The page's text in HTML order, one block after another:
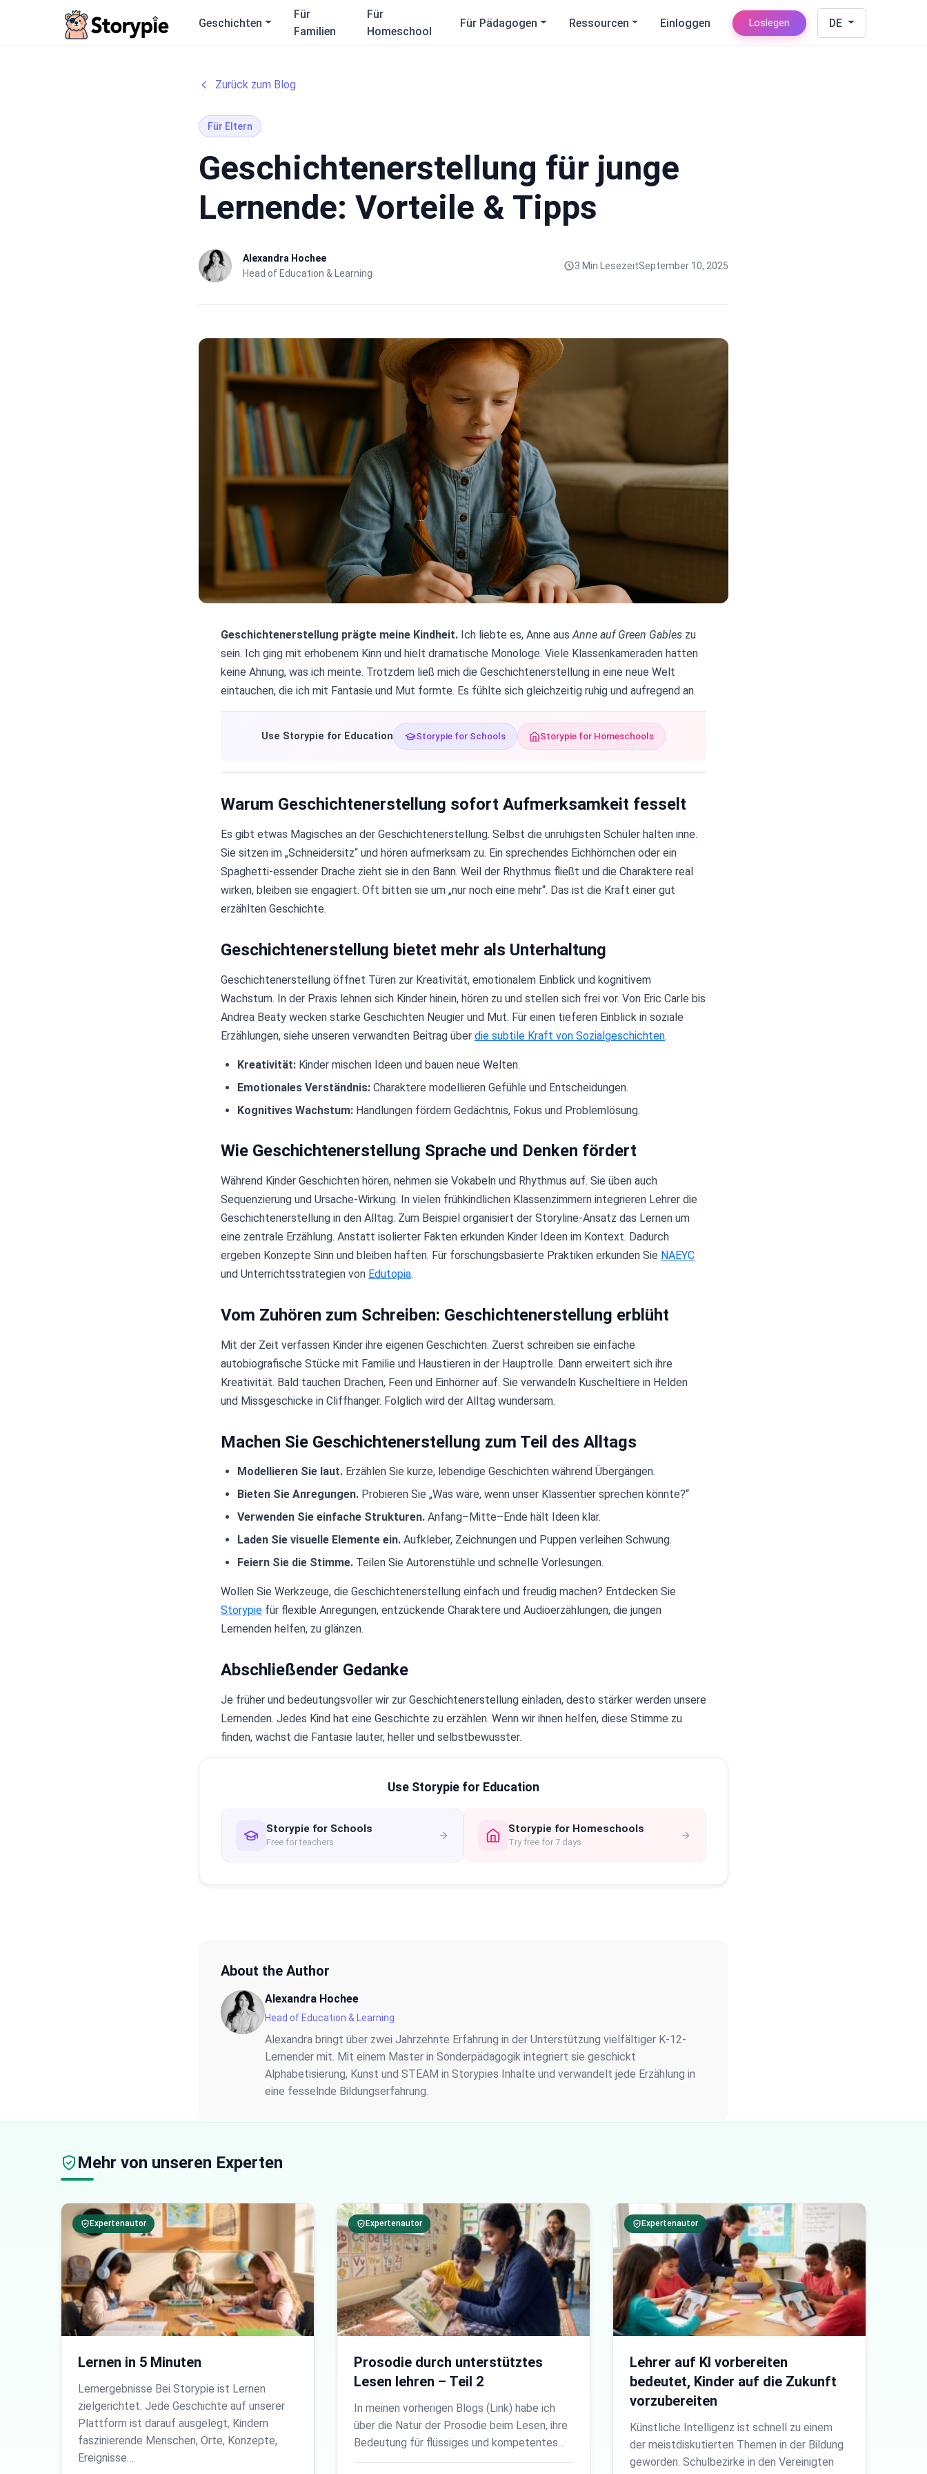
Storypie
Geschichten
Für
Familien
Für
Homeschool
Für Pädagogen Ressourcen Einloggen Loslegen DE
Zurück zum Blog
Für Eltern
Geschichtenerstellung für junge
Lernende: Vorteile & Tipps
Alexandra Hochee
Head of Education & Learning
3 Min LesezeitSeptember 10, 2025
Geschichtenerstellung prägte meine Kindheit. Ich liebte es, Anne ausAnne auf Green Gables zu
sein. Ich ging mit erhobenem Kinn und hielt dramatische Monologe. Viele Klassenkameraden hatten
keine Ahnung, was ich meinte. Trotzdem ließ mich die Geschichtenerstellung in eine neue Welt
eintauchen, die ich mit Fantasie und Mut formte. Es fühlte sich gleichzeitig ruhig und aufregend an.
Use Storypie for Education Storypie for Schools Storypie for Homeschools
Warum Geschichtenerstellung sofort Aufmerksamkeit fesselt
Es gibt etwas Magisches an der Geschichtenerstellung. Selbst die unruhigsten Schüler halten inne.
Sie sitzen im „Schneidersitz“ und hören aufmerksam zu. Ein sprechendes Eichhörnchen oder ein
Spaghetti-essender Drache zieht sie in den Bann. Weil der Rhythmus fließt und die Charaktere real
wirken, bleiben sie engagiert. Oft bitten sie um „nur noch eine mehr“. Das ist die Kraft einer gut
erzählten Geschichte.
Geschichtenerstellung bietet mehr als Unterhaltung
Geschichtenerstellung öffnet Türen zur Kreativität, emotionalem Einblick und kognitivem
Wachstum. In der Praxis lehnen sich Kinder hinein, hören zu und stellen sich frei vor. Von Eric Carle bis
Andrea Beaty wecken starke Geschichten Neugier und Mut. Für einen tieferen Einblick in soziale
Erzählungen, siehe unseren verwandten Beitrag über die subtile Kraft von Sozialgeschichten.
Kreativität: Kinder mischen Ideen und bauen neue Welten.
Emotionales Verständnis: Charaktere modellieren Gefühle und Entscheidungen.
Kognitives Wachstum: Handlungen fördern Gedächtnis, Fokus und Problemlösung.
Wie Geschichtenerstellung Sprache und Denken fördert
Während Kinder Geschichten hören, nehmen sie Vokabeln und Rhythmus auf. Sie üben auch
Sequenzierung und Ursache-Wirkung. In vielen frühkindlichen Klassenzimmern integrieren Lehrer die
Geschichtenerstellung in den Alltag. Zum Beispiel organisiert der Storyline-Ansatz das Lernen um
eine zentrale Erzählung. Anstatt isolierter Fakten erkunden Kinder Ideen im Kontext. Dadurch
ergeben Konzepte Sinn und bleiben haften. Für forschungsbasierte Praktiken erkunden Sie NAEYC
und Unterrichtsstrategien von Edutopia.
Vom Zuhören zum Schreiben: Geschichtenerstellung erblüht
Mit der Zeit verfassen Kinder ihre eigenen Geschichten. Zuerst schreiben sie einfache
autobiografische Stücke mit Familie und Haustieren in der Hauptrolle. Dann erweitert sich ihre
Kreativität. Bald tauchen Drachen, Feen und Einhörner auf. Sie verwandeln Kuscheltiere in Helden
und Missgeschicke in Cliffhanger. Folglich wird der Alltag wundersam.
Machen Sie Geschichtenerstellung zum Teil des Alltags
Modellieren Sie laut. Erzählen Sie kurze, lebendige Geschichten während Übergängen.
Bieten Sie Anregungen. Probieren Sie „Was wäre, wenn unser Klassentier sprechen könnte?“
Verwenden Sie einfache Strukturen. Anfang–Mitte–Ende hält Ideen klar.
Laden Sie visuelle Elemente ein. Aufkleber, Zeichnungen und Puppen verleihen Schwung.
Feiern Sie die Stimme. Teilen Sie Autorenstühle und schnelle Vorlesungen.
Wollen Sie Werkzeuge, die Geschichtenerstellung einfach und freudig machen? Entdecken Sie
Storypie für flexible Anregungen, entzückende Charaktere und Audioerzählungen, die jungen
Lernenden helfen, zu glänzen.
Abschließender Gedanke
Je früher und bedeutungsvoller wir zur Geschichtenerstellung einladen, desto stärker werden unsere
Lernenden. Jedes Kind hat eine Geschichte zu erzählen. Wenn wir ihnen helfen, diese Stimme zu
finden, wächst die Fantasie lauter, heller und selbstbewusster.
Use Storypie for Education
Storypie for Schools
Free for teachers
Storypie for Homeschools
Try free for 7 days
About the Author
Alexandra Hochee
Head of Education & Learning
Alexandra bringt über zwei Jahrzehnte Erfahrung in der Unterstützung vielfältiger K-12-
Lernender mit. Mit einem Master in Sonderpädagogik integriert sie geschickt
Alphabetisierung, Kunst und STEAM in Storypies Inhalte und verwandelt jede Erzählung in
eine fesselnde Bildungserfahrung.
Mehr von unseren Experten
Expertenautor
Lernen in 5 Minuten
Lernergebnisse Bei Storypie ist Lernen
zielgerichtet. Jede Geschichte auf unserer
Plattform ist darauf ausgelegt, Kindern
faszinierende Menschen, Orte, Konzepte,
Ereignisse…
Expertenautor
Prosodie durch unterstütztes
Lesen lehren – Teil 2
In meinen vorherigen Blogs (Link) habe ich
über die Natur der Prosodie beim Lesen, ihre
Bedeutung für flüssiges und kompetentes…
Expertenautor
Lehrer auf KI vorbereiten
bedeutet, Kinder auf die Zukunft
vorzubereiten
Künstliche Intelligenz ist schnell zu einem
der meistdiskutierten Themen in der Bildung
geworden. Schulbezirke in den Vereinigten